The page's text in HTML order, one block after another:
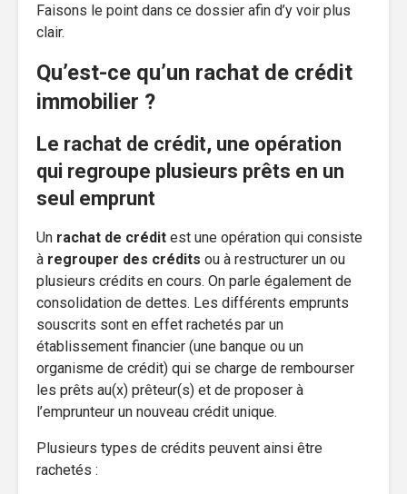
Faisons le point dans ce dossier afin d’y voir plus
clair.
Qu’est-ce qu’un rachat de crédit
immobilier ?
Le rachat de crédit, une opération
qui regroupe plusieurs prêts en un
seul emprunt
Un rachat de crédit est une opération qui consiste
à regrouper des crédits ou à restructurer un ou
plusieurs crédits en cours. On parle également de
consolidation de dettes. Les différents emprunts
souscrits sont en effet rachetés par un
établissement financier (une banque ou un
organisme de crédit) qui se charge de rembourser
les prêts au(x) prêteur(s) et de proposer à
l’emprunteur un nouveau crédit unique.
Plusieurs types de crédits peuvent ainsi être
rachetés :